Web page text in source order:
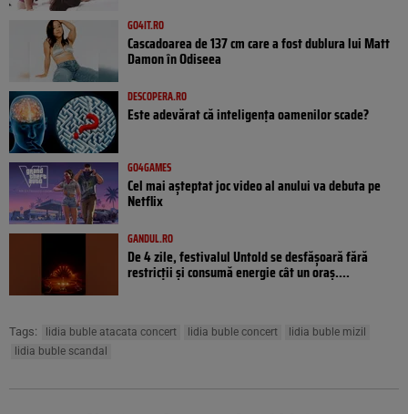
GO4IT.RO
Cascadoarea de 137 cm care a fost dublura lui Matt
Damon în Odiseea
DESCOPERA.RO
Este adevărat că inteligența oamenilor scade?
GO4GAMES
Cel mai așteptat joc video al anului va debuta pe
Netflix
GANDUL.RO
De 4 zile, festivalul Untold se desfășoară fără
restricții și consumă energie cât un oraș....
Tags: lidia buble atacata concert lidia buble concert
lidia buble mizil
lidia buble scandal